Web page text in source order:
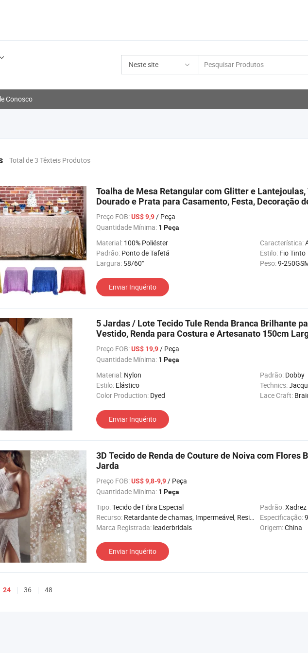
Neste site
Conosco
Total de 3 Têxteis Produtos
Toalha de Mesa Retangular com Glitter e Lantejoulas,
Dourado e Prata para Casamento, Festa, Decoração
Preço FOB:US$ 9,9/ Peça
Quantidade Mínima: 1 Peça
Material: 100% Poliéster Característica:
Padrão: Ponto de Tafetá Estilo: Fio Tinto
Largura: 58/60" Peso:9-
Enviar Inquérito
5 Jardas / Lote Tecido Tule Renda Branca Brilhante
Vestido, Renda para Costura e Artesanato 150cm
Preço FOB:US$ 19,9/ Peça
Quantidade Mínima: 1 Peça
Material: Nylon Padrão: Dobby
Estilo: Elástico Technics:
Color Production: Dyed Lace Craft:
Enviar Inquérito
3D Tecido de Renda de Couture de Noiva com Flores
Jarda
Preço FOB:US$ 9,8-9,9/ Peça
Quantidade Mínima: 1 Peça
Tipo:Tecido de Fibra Especial Padrão:Xadrez
Recurso: Retardante de chamas, Impermeável, Resistente à abrasão, Anti-Estático Especificação:
Marca Registrada: leaderbridals Origem:China
Enviar Inquérito
24 36 48